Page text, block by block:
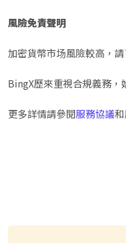
風險免責聲明
加密貨幣市场風險較高，
BingX歷來重視合規義務
更多詳情請參閱服務協議和